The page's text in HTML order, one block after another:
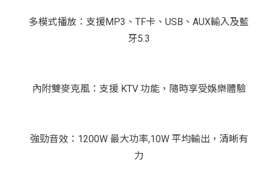
多模式播放 ：支援MP3、TF卡、USB、AUX輸入及藍
牙5.3
內附雙麥克風：支援 KTV 功能，隨時享受娛樂體驗
強勁音效：1200W 最大功率,10W 平均輸出，清晰有
力